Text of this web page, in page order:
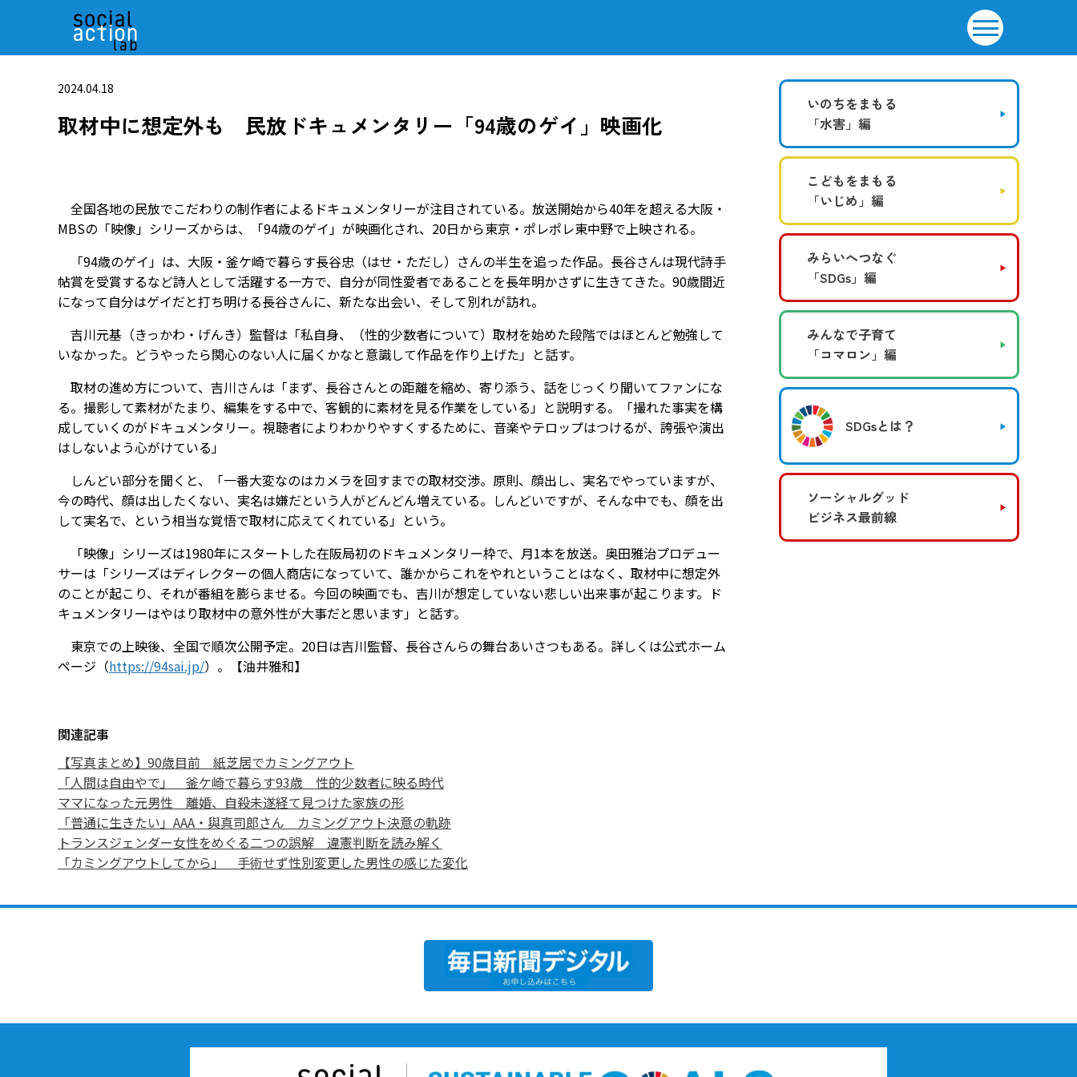
2024.04.18
取材中に想定外も 民放ドキュメンタリー「94歳のゲイ」映画化
全国各地の民放でこだわりの制作者によるドキュメンタリーが注目されている。放送開始から40年を超える大阪・
MBSの「映像」シリーズからは、「94歳のゲイ」が映画化され、20日から東京・ポレポレ東中野で上映される。
「94歳のゲイ」は、大阪・釜ケ崎で暮らす長谷忠（はせ・ただし）さんの半生を追った作品。長谷さんは現代詩手
帖賞を受賞するなど詩人として活躍する一方で、自分が同性愛者であることを長年明かさずに生きてきた。90歳間近
になって自分はゲイだと打ち明ける長谷さんに、新たな出会い、そして別れが訪れ――。
吉川元基（きっかわ・げんき）監督は「私自身、（性的少数者について）取材を始めた段階ではほとんど勉強して
いなかった。どうやったら関心のない人に届くかなと意識して作品を作り上げた」と話す。
取材の進め方について、吉川さんは「まず、長谷さんとの距離を縮め、寄り添う、話をじっくり聞いてファンにな
る。撮影して素材がたまり、編集をする中で、客観的に素材を見る作業をしている」と説明する。「撮れた事実を構
成していくのがドキュメンタリー。視聴者によりわかりやすくするために、音楽やテロップはつけるが、誇張や演出
はしないよう心がけている」
しんどい部分を聞くと、「一番大変なのはカメラを回すまでの取材交渉。原則、顔出し、実名でやっていますが、
今の時代、顔は出したくない、実名は嫌だという人がどんどん増えている。しんどいですが、そんな中でも、顔を出
して実名で、という相当な覚悟で取材に応えてくれている」という。
「映像」シリーズは1980年にスタートした在阪局初のドキュメンタリー枠で、月1本を放送。奥田雅治プロデュー
サーは「シリーズはディレクターの個人商店になっていて、誰かからこれをやれということはなく、取材中に想定外
のことが起こり、それが番組を膨らませる。今回の映画でも、吉川が想定していない悲しい出来事が起こります。ド
キュメンタリーはやはり取材中の意外性が大事だと思います」と話す。
東京での上映後、全国で順次公開予定。20日は吉川監督、長谷さんらの舞台あいさつもある。詳しくは公式ホーム
ページ（https://94sai.jp/）。【油井雅和】
関連記事
【写真まとめ】90歳目前 紙芝居でカミングアウト
「人間は自由やで」 釜ケ崎で暮らす93歳 性的少数者に映る時代
ママになった元男性 離婚、自殺未遂経て見つけた家族の形
「普通に生きたい」AAA・與真司郎さん カミングアウト決意の軌跡
トランスジェンダー女性をめぐる二つの誤解 違憲判断を読み解く
「カミングアウトしてから」 手術せず性別変更した男性の感じた変化
いのちをまもる
「水害」編
こどもをまもる
「いじめ」編
みらいへつなぐ
「SDGs」編
みんなで子育て
「コマロン」編
SDGsとは？
ソーシャルグッド
ビジネス最前線